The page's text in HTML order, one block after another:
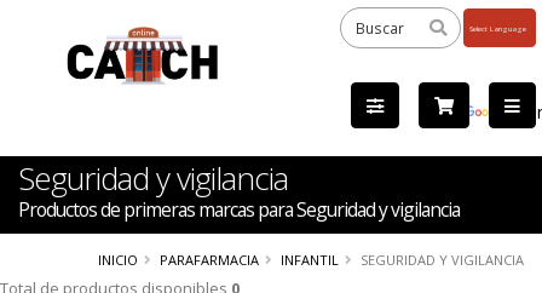
by
Seguridad y vigilancia
Productos de primeras marcas para Seguridad y vigilancia
INICIO PARAFARMACIA INFANTIL SEGURIDAD Y VIGILANCIA
Total de productos disponibles 0